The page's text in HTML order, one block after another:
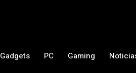
Gadgets PC Gaming